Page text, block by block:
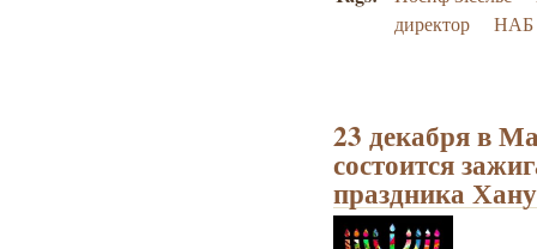
директор
НАБ
23 декабря в
состоится
праздника